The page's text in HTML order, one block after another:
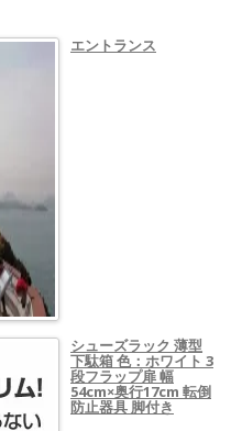
エントランス
シューズラック 薄型
下駄箱 色：ホワイト 3
段フラップ扉 幅
54cm×奥行17cm 転倒
防止器具 脚付き